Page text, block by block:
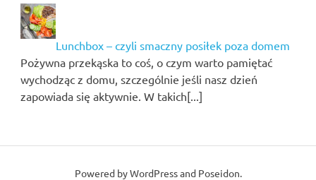
Lunchbox – czyli smaczny posiłek poza domem
Pożywna przekąska to coś, o czym warto pamiętać
wychodząc z domu, szczególnie jeśli nasz dzień
zapowiada się aktywnie. W takich[...]
Powered byWordPressand Poseidon.